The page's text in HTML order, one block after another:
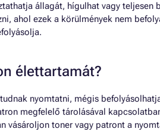
állagát, hígulhat vagy teljesen
ahol ezek a körülmények nem
élettartamát?
nyomtatni, mégis
megfelelő tárolásával
vásároljon toner vagy patront a